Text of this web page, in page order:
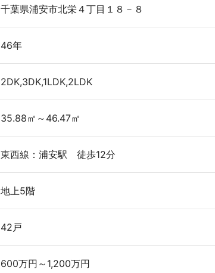
千葉県浦安市北栄４丁目１８－８
46年
2DK,3DK,1LDK,2LDK
35.88㎡～46.47㎡
東西線：浦安駅 徒歩12分
地上5階
42戸
600万円～1,200万円